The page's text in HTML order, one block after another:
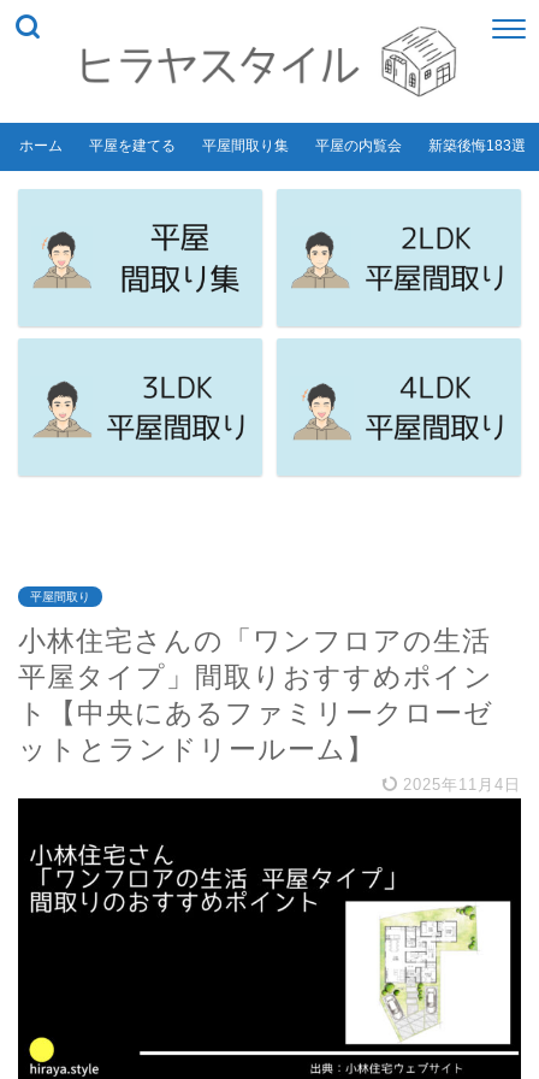
ホーム 平屋を建てる 平屋間取り集 平屋の内覧会 新築後悔183選
平屋間取り
小林住宅さんの「ワンフロアの生活
平屋タイプ」間取りおすすめポイン
ト【中央にあるファミリークローゼ
ットとランドリールーム】
2025年11月4日